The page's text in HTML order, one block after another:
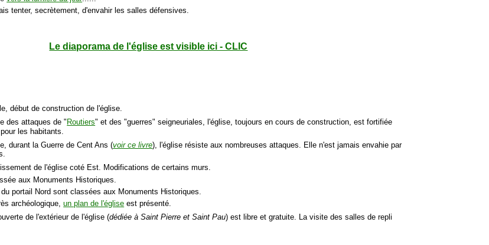
tenter, secrètement, d'envahir les salles défensives.
Le diaporama de l'église est visible ici - CLIC
début de construction de l'église.
des attaques de "Routiers" et des "guerres" seigneuriales, l'église, toujours en cours de construction, est fortifiée
les habitants.
durant la Guerre de Cent Ans (voir ce livre), l'église résiste aux nombreuses attaques. Elle n'est jamais envahie par
de l'église coté Est. Modifications de certains murs.
aux Monuments Historiques.
portail Nord sont classées aux Monuments Historiques.
archéologique,un plan de l'église est présenté.
de l'extérieur de l'église (dédiée à Saint Pierre et Saint Pau) est libre et gratuite. La visite des salles de repli